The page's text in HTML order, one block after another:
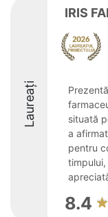
Laureați
IRIS
situată
a
pentru
8.4